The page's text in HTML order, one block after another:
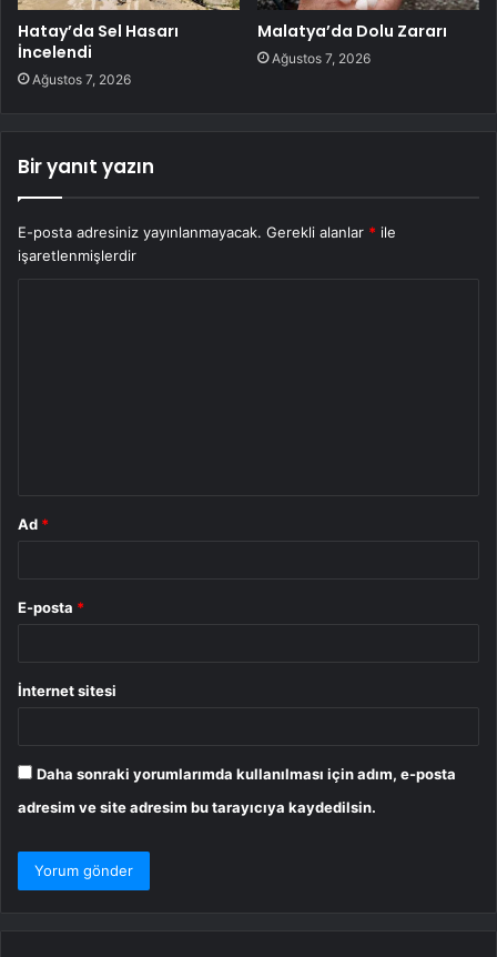
Hatay’da Sel Hasarı
İncelendi
Ağustos 7, 2026
Malatya’da Dolu Zararı
Ağustos 7, 2026
Bir yanıt yazın
E-posta adresiniz yayınlanmayacak. Gerekli alanlar * ile
işaretlenmişlerdir
Ad *
E-posta *
İnternet sitesi
Daha sonraki yorumlarımda kullanılması için adım, e-posta
adresim ve site adresim bu tarayıcıya kaydedilsin.